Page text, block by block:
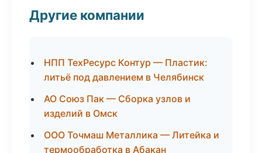
Другие компании
НПП ТехРесурс Контур — Пластик:
литьё под давлением в Челябинск
АО Союз Пак — Сборка узлов и
изделий в Омск
ООО Точмаш Металлика — Литейка и
термообработка в Абакан